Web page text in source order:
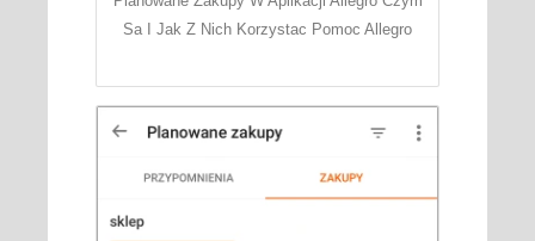
Sa I Jak Z Nich Korzystac Pomoc Allegro